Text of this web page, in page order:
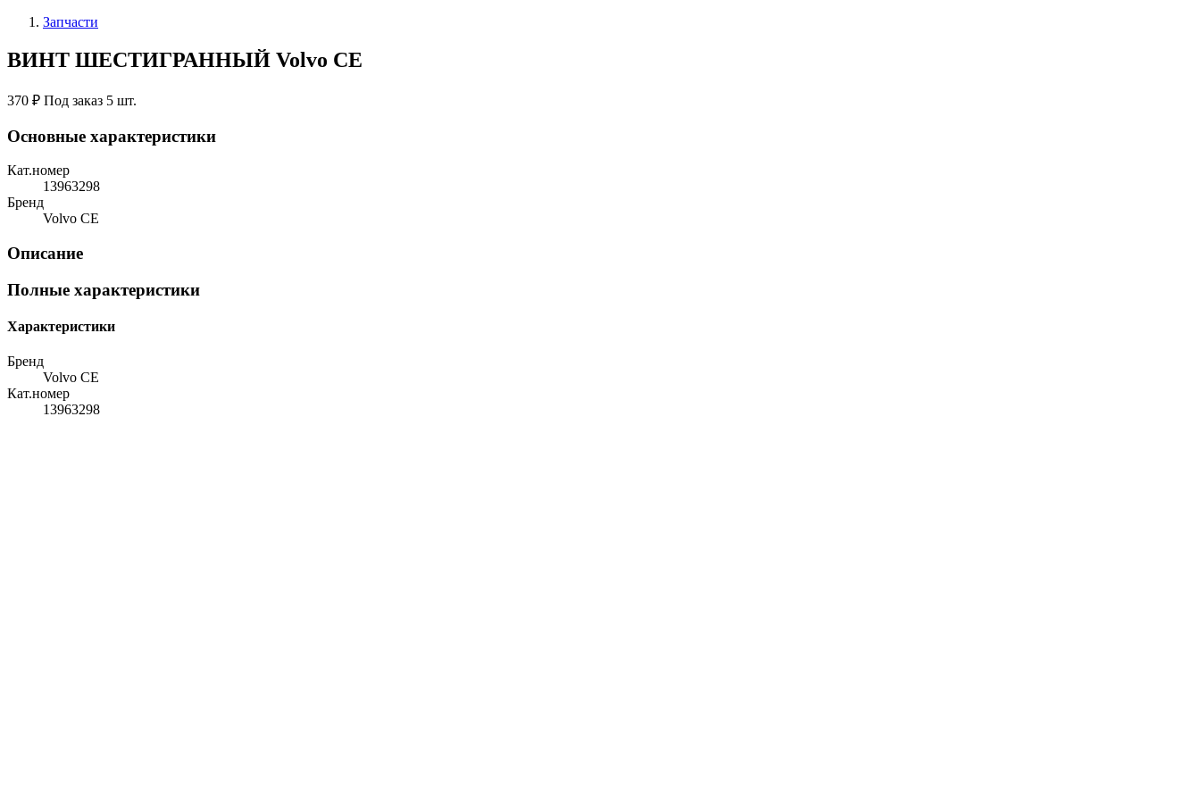
Запчасти
ВИНТ ШЕСТИГРАННЫЙ Volvo CE
370 ₽ Под заказ 5 шт.
Основные характеристики
Кат.номер
13963298
Бренд
Volvo CE
Описание
Полные характеристики
Характеристики
Бренд
Volvo CE
Кат.номер
13963298